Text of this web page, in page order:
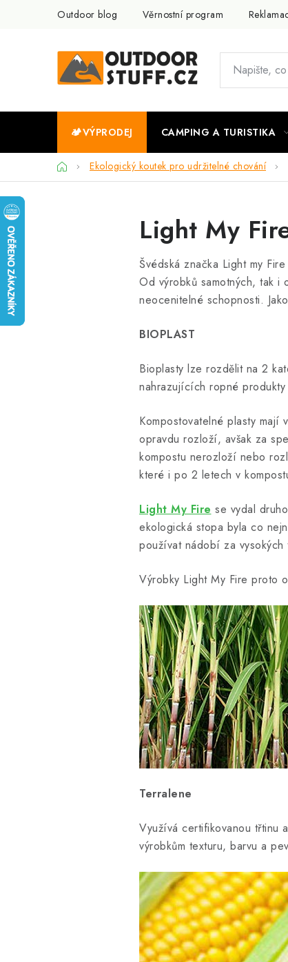
Outdoor blog Věrnostní program
🏕️VÝPRODEJ CAMPING A TURISTIKA
DomůEkologický koutek pro udržitelné chování
Light My
Švédská značka Light my
Od výrobků samotných, tak i
neocenitelné schopnosti.
BIOPLAST
Bioplasty lze rozdělit na 2
nahrazujících ropné produkty
Kompostovatelné plasty
opravdu rozloží, avšak za
kompostu nerozloží nebo
které i po 2 letech v
Light My Fire se vydal
ekologická stopa byla co
používat nádobí za
Výrobky Light My Fire proto
Terralene
Využívá certifikovanou třtinu
výrobkům texturu, barvu a